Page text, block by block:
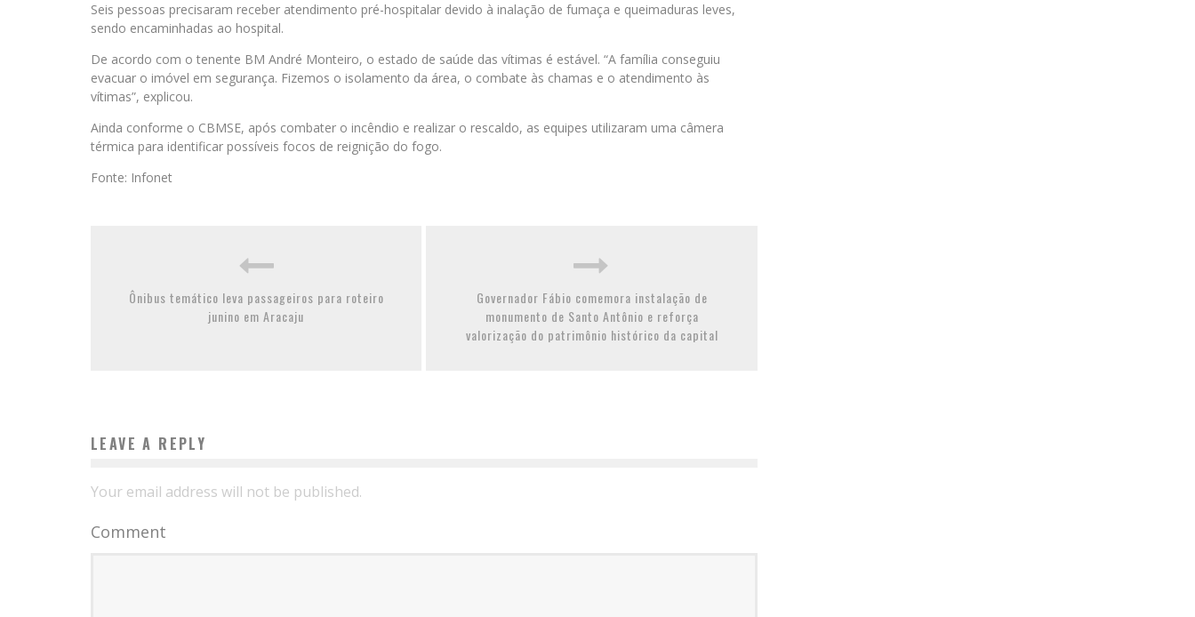
Seis pessoas precisaram receber atendimento pré-hospitalar devido à inalação de fumaça e queimaduras leves,
sendo encaminhadas ao hospital.
De acordo com o tenente BM André Monteiro, o estado de saúde das vítimas é estável. “A família conseguiu
evacuar o imóvel em segurança. Fizemos o isolamento da área, o combate às chamas e o atendimento às
vítimas”, explicou.
Ainda conforme o CBMSE, após combater o incêndio e realizar o rescaldo, as equipes utilizaram uma câmera
térmica para identificar possíveis focos de reignição do fogo.
Fonte: Infonet
Ônibus temático leva passageiros para roteiro
junino em Aracaju
Governador Fábio comemora instalação de
monumento de Santo Antônio e reforça
valorização do patrimônio histórico da capital
LEAVE A REPLY
Your email address will not be published.
Comment